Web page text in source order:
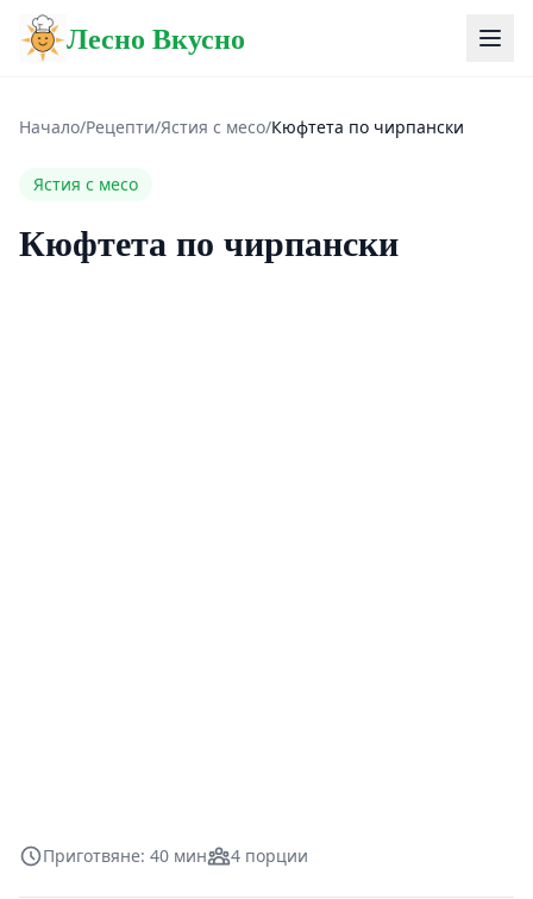
Лесно Вкусно
Начало/Рецепти/Ястия с месо/Кюфтета по чирпански
Ястия с месо
Кюфтета по чирпански
Приготвяне: 40 мин 4 порции